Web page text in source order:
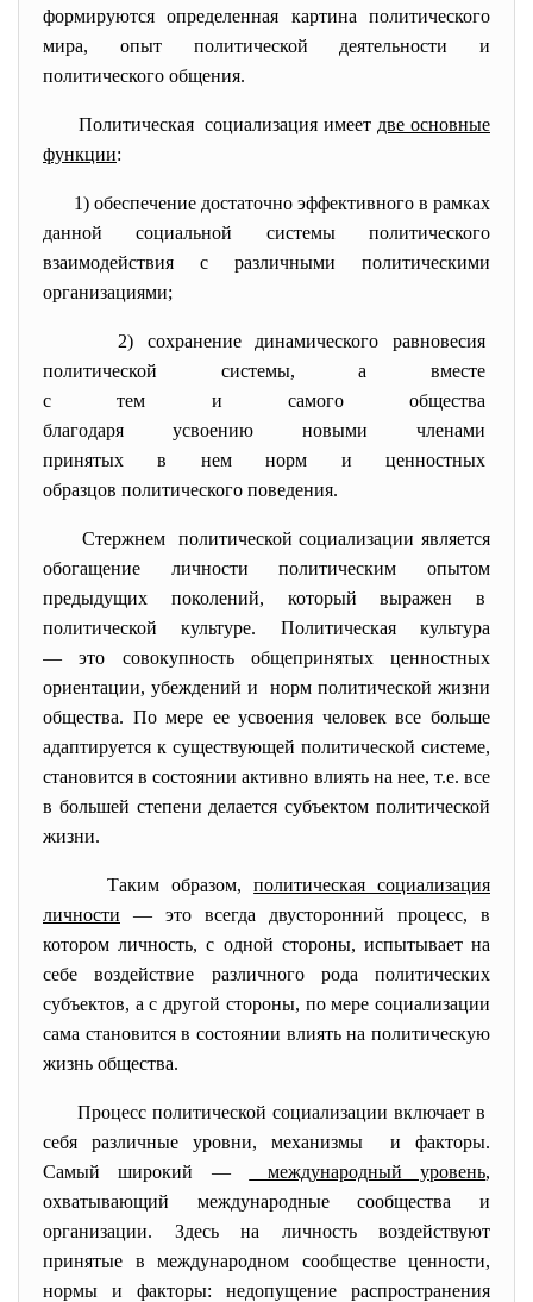
формируются определенная картина политического
мира, опыт политической деятельности и
политического общения.
Политическая социализация имеет две основные
функции:
1) обеспечение достаточно эффективного в рамках
данной социальной системы политического
взаимодействия с различными политическими
организациями;
2) сохранение динамического равновесия
политической системы, а вместе
с тем и самого общества
благодаря усвоению новыми членами
принятых в нем норм и ценностных
образцов политического поведения.
Стержнем политической социализации является
обогащение личности политическим опытом
предыдущих поколений, который выражен в
политической культуре. Политическая культура
— это совокупность общепринятых ценностных
ориентации, убеждений и норм политической жизни
общества. По мере ее усвоения человек все больше
адаптируется к существующей политической системе,
становится в состоянии активно влиять на нее, т.е. все
в большей степени делается субъектом политической
жизни.
Таким образом,политическая социализация
личности — это всегда двусторонний процесс, в
котором личность, с одной стороны, испытывает на
себе воздействие различного рода политических
субъектов, а с другой стороны, по мере социализации
сама становится в состоянии влиять на политическую
жизнь общества.
Процесс политической социализации включает в
себя различные уровни, механизмы и факторы.
Самый широкий —
международный уровень,
охватывающий международные сообщества и
организации. Здесь на личность воздействуют
принятые в международном сообществе ценности,
нормы и факторы: недопущение распространения